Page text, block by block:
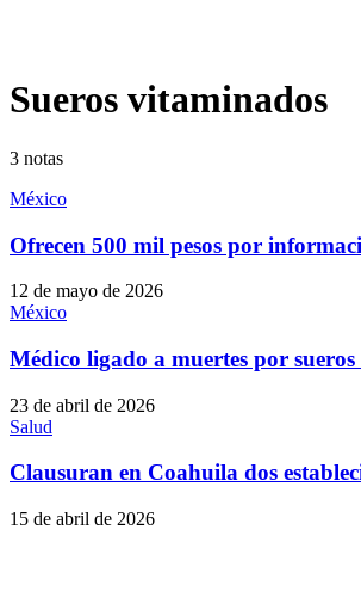
Sueros vitaminados
3 notas
México
Ofrecen 500 mil pesos por
12 de mayo de 2026
México
Médico ligado a muertes por
23 de abril de 2026
Salud
Clausuran en Coahuila dos
15 de abril de 2026